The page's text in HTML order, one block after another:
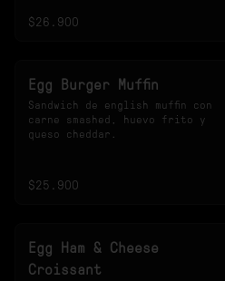
$26.900
Egg Burger Muffin
Sandwich de english muffin con
carne smashed, huevo frito y
queso cheddar.
$25.900
Egg Ham & Cheese
Croissant